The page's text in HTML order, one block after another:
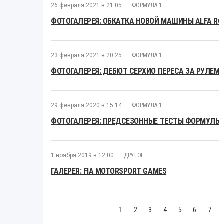
26 февраля 2021 в 21:05 ФОРМУЛА 1
ФОТОГАЛЕРЕЯ: ОБКАТКА НОВОЙ МАШИНЫ ALFA
23 февраля 2021 в 20:25 ФОРМУЛА 1
ФОТОГАЛЕРЕЯ: ДЕБЮТ СЕРХИО ПЕРЕСА ЗА РУЛЕМ
29 февраля 2020 в 15:14 ФОРМУЛА 1
ФОТОГАЛЕРЕЯ: ПРЕДСЕЗОННЫЕ ТЕСТЫ
1 ноября 2019 в 12:00 ДРУГОЕ
ГАЛЕРЕЯ: FIA MOTORSPORT GAMES
1 2 3 4 5 6 7